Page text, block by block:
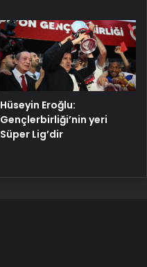
Hüseyin Eroğlu:
Gençlerbirliği’nin yeri
Süper Lig’dir